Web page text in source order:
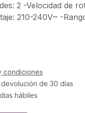
2 -Velocidad de
210-240V~ -
condiciones
de 30 días
hábiles